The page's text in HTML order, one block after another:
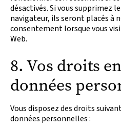
désactivés. Si vous supprimez
navigateur, ils seront placés à
consentement lorsque vous
Web.
8. Vos droits
données
Vous disposez des droits
données personnelles :